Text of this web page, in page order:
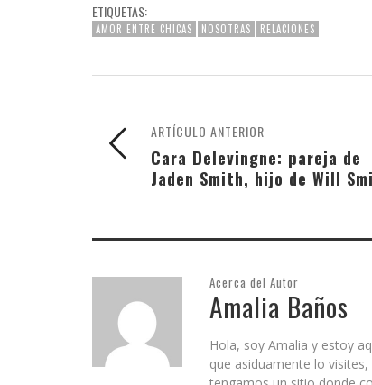
ETIQUETAS:
AMOR ENTRE CHICAS NOSOTRAS RELACIONES
ARTÍCULO ANTERIOR
Cara Delevingne: pareja de
Jaden Smith, hijo de Will
Acerca del Autor
Amalia Baños
Hola, soy Amalia y estoy
que asiduamente lo